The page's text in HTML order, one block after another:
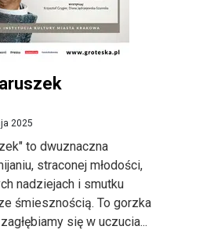
2025
to dwuznaczna
straconej młodości,
nadziejach i smutku
śmiesznością. To gorzka
się w uczucia...